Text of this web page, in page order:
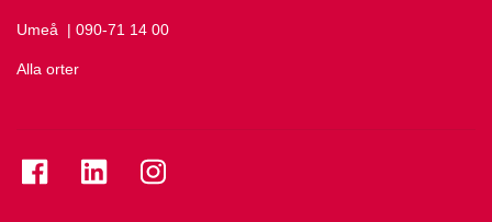
Umeå Ring Umeå på
| 090-71 14 00
Alla orter
Se folkuniversitetet på Facebook
Se folkuniversitetet på LinkedIn